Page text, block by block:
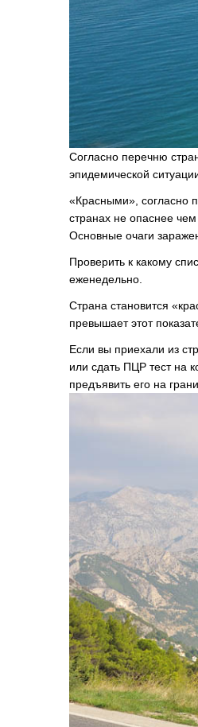
Согласно перечню
эпидемической
«Красными», согласно
странах не опаснее
Основные очаги
Проверить к какому
еженедельно.
Страна становится
превышает этот
Если вы приехали из
или сдать ПЦР тест на
предъявить его на